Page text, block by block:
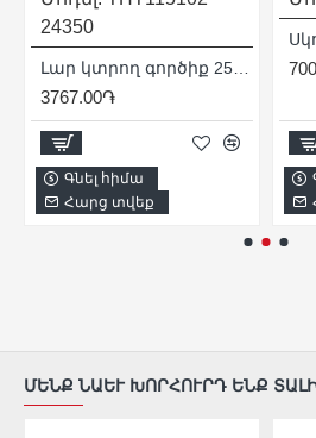
24350
3767.00֏
Գնել հիմա
Հարց տվեք
ՄԵՆՔ ՆԱԵՒ ԽՈՐՀՈՒՐԴ ԵՆՔ